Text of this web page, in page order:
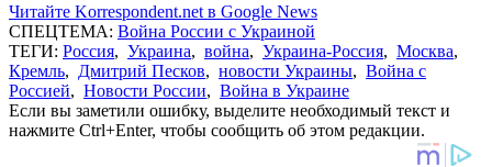
Читайте Korrespondent.net в Google News
СПЕЦТЕМА: Война России с Украиной
ТЕГИ: Россия, Украина, война, Украина-Россия, Москва,
Кремль, Дмитрий Песков, новости Украины, Война с
Россией, Новости России, Война в Украине
Если вы заметили ошибку, выделите необходимый текст и
нажмите Ctrl+Enter, чтобы сообщить об этом редакции.